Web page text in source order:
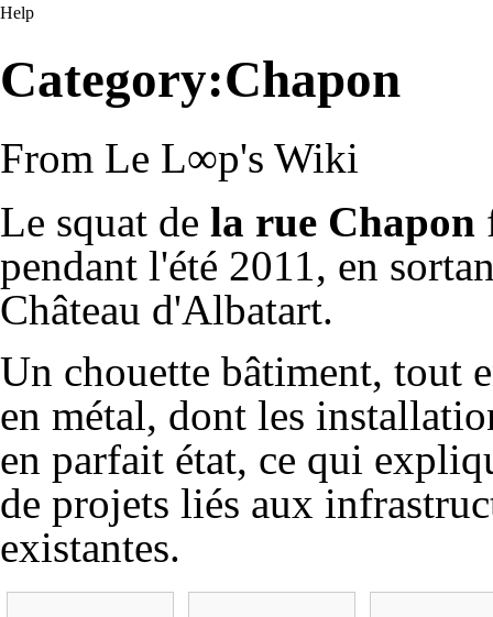
Help
Category:Chapon
From Le L∞p's Wiki
Le squat de la rue Chapon
pendant l'été 2011, en
Château d'Albatart.
Un chouette bâtiment, tout
en métal, dont les
en parfait état, ce qui
de projets liés aux
existantes.